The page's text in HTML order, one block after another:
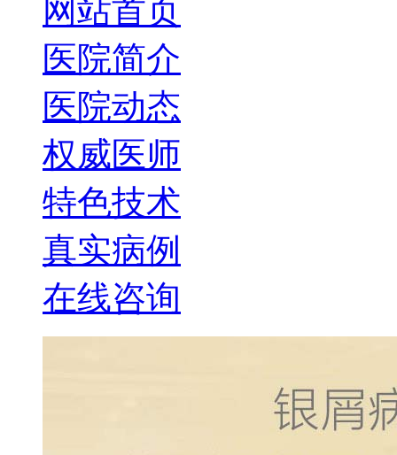
网站首页
医院简介
医院动态
权威医师
特色技术
真实病例
在线咨询